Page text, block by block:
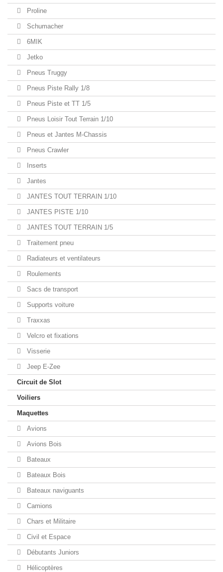
Proline
Schumacher
6MIK
Jetko
Pneus Truggy
Pneus Piste Rally 1/8
Pneus Piste et TT 1/5
Pneus Loisir Tout Terrain 1/10
Pneus et Jantes M-Chassis
Pneus Crawler
Inserts
Jantes
JANTES TOUT TERRAIN 1/10
JANTES PISTE 1/10
JANTES TOUT TERRAIN 1/5
Traitement pneu
Radiateurs et ventilateurs
Roulements
Sacs de transport
Supports voiture
Traxxas
Velcro et fixations
Visserie
Jeep E-Zee
Circuit de Slot
Voiliers
Maquettes
Avions
Avions Bois
Bateaux
Bateaux Bois
Bateaux naviguants
Camions
Chars et Militaire
Civil et Espace
Débutants Juniors
Hélicoptères